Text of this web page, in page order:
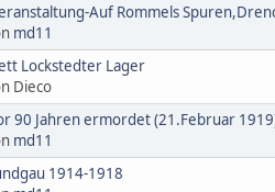
Auf Rommels
md11
Lockstedter Lager
Dieco
90 Jahren ermordet (21.Februar
md11
1914-1918